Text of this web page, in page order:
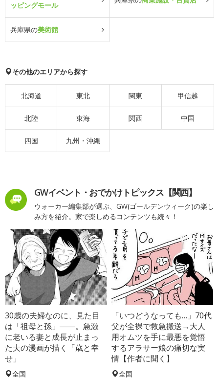
ッピングモール
兵庫県の美術館
その他のエリアから探す
北海道 東北 関東 甲信越
北陸 東海 関西 中国
四国 九州・沖縄
GWイベント・おでかけトピックス【関西】
ウォーカー編集部が選ぶ、GW(ゴールデンウィーク)の楽し
み方を紹介。家で楽しめるコンテンツも続々！
30歳の夫婦なのに、見た目
は「祖母と孫」――。急激
に老いる妻と成長が止まっ
た夫の漫画が描く「歳と幸
せ」
全国
「いつどうなっても…」70代
父が全裸で救急搬送→大人
用オムツを手に最悪を覚悟
するアラサー娘の痛切な実
情【作者に聞く】
全国